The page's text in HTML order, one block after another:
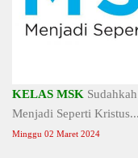
KELAS MSK
Menjadi Seperti
Minggu 02 Maret 2024